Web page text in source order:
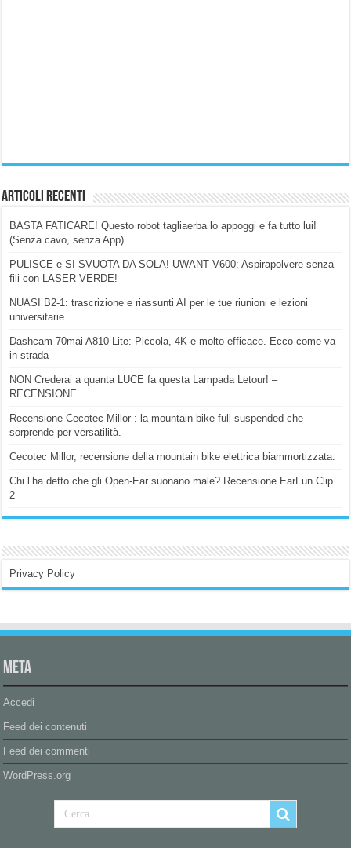
Articoli Recenti
BASTA FATICARE! Questo robot tagliaerba lo appoggi e fa tutto lui!
(Senza cavo, senza App)
PULISCE e SI SVUOTA DA SOLA! UWANT V600: Aspirapolvere senza
fili con LASER VERDE!
NUASI B2-1: trascrizione e riassunti AI per le tue riunioni e lezioni
universitarie
Dashcam 70mai A810 Lite: Piccola, 4K e molto efficace. Ecco come va
in strada
NON Crederai a quanta LUCE fa questa Lampada Letour! –
RECENSIONE
Recensione Cecotec Millor : la mountain bike full suspended che
sorprende per versatilità.
Cecotec Millor, recensione della mountain bike elettrica biammortizzata.
Chi l’ha detto che gli Open-Ear suonano male? Recensione EarFun Clip
2
Privacy Policy
Meta
Accedi
Feed dei contenuti
Feed dei commenti
WordPress.org